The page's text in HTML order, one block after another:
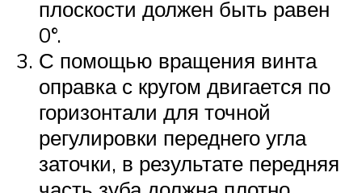
плоскости должен быть равен
0°.
С помощью вращения винта
оправка с кругом двигается по
горизонтали для точной
регулировки переднего угла
заточки, в результате передняя